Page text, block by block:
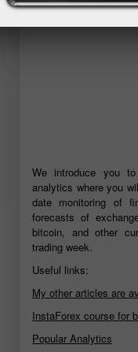
We introduce you
analytics where you
date monitoring of
forecasts of
bitcoin, and other
trading week.
Useful links:
My other articles are
InstaForex course for
Popular Analytics